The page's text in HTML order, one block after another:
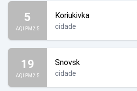
5
AQI PM2.5
Koriukivka
cidade
19
AQI PM2.5
Snovsk
cidade